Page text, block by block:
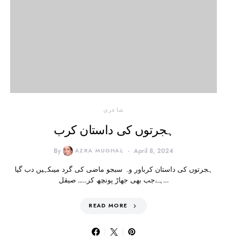
شاعری
ہجرتوں کی داستان کرب
By AZRA MUGHAL April 8, 2024
ہجرتوں کی داستان کرباور وہ سبجو ماضی کی گرد میںکہیں دب گیا
ہےجب بھی جھاڑ پونچھ کر….. صیقل…
READ MORE